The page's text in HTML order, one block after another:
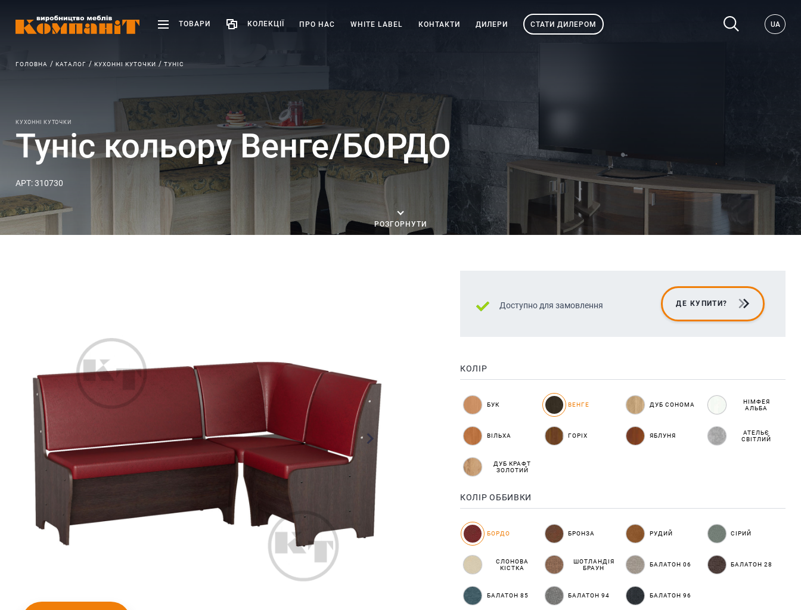
ТОВАРИ КОЛЕКЦІЇ ПРО НАС WHITE LABEL КОНТАКТИ ДИЛЕРИ СТАТИ ДИЛЕРОМ UA
ГОЛОВНА КАТАЛОГ КУХОННІ КУТОЧКИ ТУНІС
КУХОННІ КУТОЧКИ
Туніс кольору Венге/БОРДО
АРТ: 310730
РОЗГОРНУТИ
Доступно для замовлення ДЕ КУПИТИ?
КОЛІР
БУК ВЕНГЕ ДУБ СОНОМА
НІМФЕЯ
АЛЬБА
ВІЛЬХА ГОРІХ ЯБЛУНЯ
АТЕЛЬЄ
СВІТЛИЙ
ДУБ КРАФТ
ЗОЛОТИЙ
КОЛІР ОББИВКИ
БОРДО БРОНЗА РУДИЙ СІРИЙ
СЛОНОВА
КІСТКА
ШОТЛАНДІЯ
БРАУН
БАЛАТОН 06 БАЛАТОН 28
БАЛАТОН 85 БАЛАТОН 94 БАЛАТОН 96